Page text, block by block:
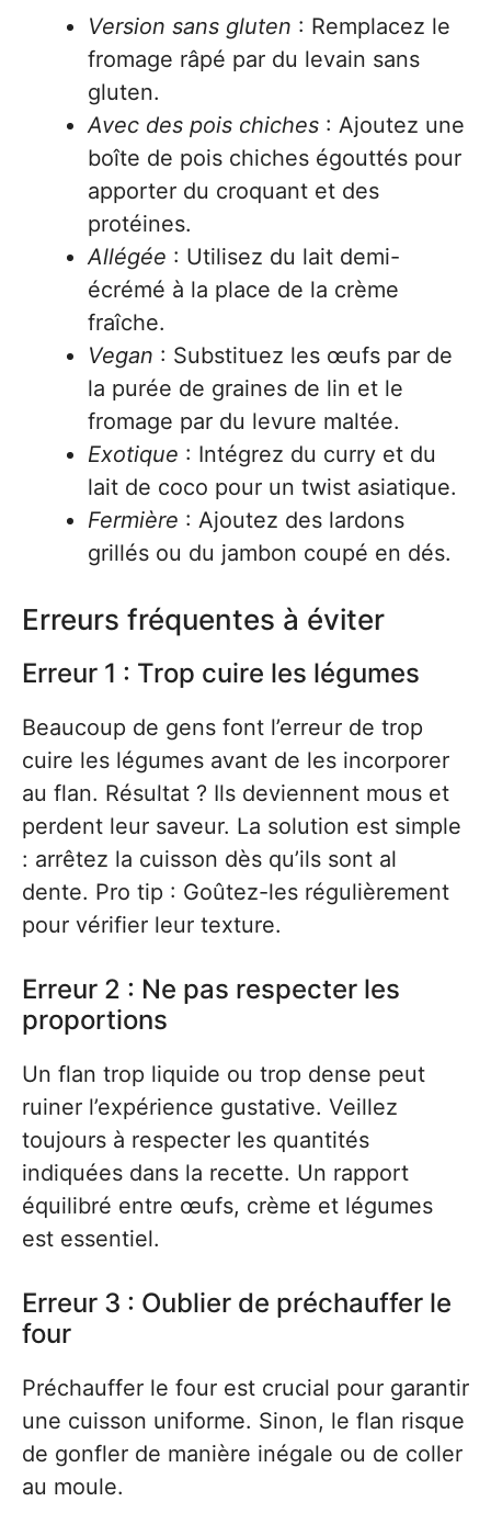
Version sans gluten : Remplacez le
fromage râpé par du levain sans
gluten.
Avec des pois chiches : Ajoutez une
boîte de pois chiches égouttés pour
apporter du croquant et des
protéines.
Allégée : Utilisez du lait demi-
écrémé à la place de la crème
fraîche.
Vegan : Substituez les œufs par de
la purée de graines de lin et le
fromage par du levure maltée.
Exotique : Intégrez du curry et du
lait de coco pour un twist asiatique.
Fermière : Ajoutez des lardons
grillés ou du jambon coupé en dés.
Erreurs fréquentes à éviter
Erreur 1 : Trop cuire les légumes
Beaucoup de gens font l’erreur de trop
cuire les légumes avant de les incorporer
au flan. Résultat ? Ils deviennent mous et
perdent leur saveur. La solution est simple
: arrêtez la cuisson dès qu’ils sont al
dente. Pro tip : Goûtez-les régulièrement
pour vérifier leur texture.
Erreur 2 : Ne pas respecter les
proportions
Un flan trop liquide ou trop dense peut
ruiner l’expérience gustative. Veillez
toujours à respecter les quantités
indiquées dans la recette. Un rapport
équilibré entre œufs, crème et légumes
est essentiel.
Erreur 3 : Oublier de préchauffer le
four
Préchauffer le four est crucial pour garantir
une cuisson uniforme. Sinon, le flan risque
de gonfler de manière inégale ou de coller
au moule.